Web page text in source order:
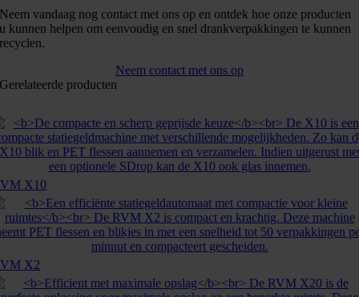
Neem vandaag nog contact met ons op en ontdek hoe onze producten
u kunnen helpen om eenvoudig en snel drankverpakkingen te kunnen
recyclen.
Neem contact met ons op
Gerelateerde producten
X10
X2